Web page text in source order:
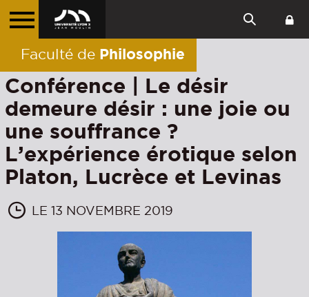
Faculté de Philosophie
Conférence | Le désir
demeure désir : une joie ou
une souffrance ?
L’expérience érotique selon
Platon, Lucrèce et Levinas
LE 13 NOVEMBRE 2019